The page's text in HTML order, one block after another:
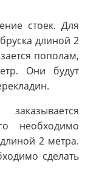
стоек. Для
длиной 2
пополам,
Они будут
необходимо
2 метра.
сделать